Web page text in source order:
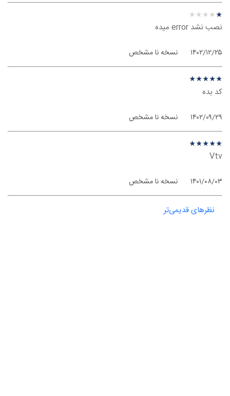
نظر درباره ‫IVPN - ویندوز فون
★★★★★
★
★
★
★
★
نصب نشد error میده
۱۴۰۲/۱۲/۲۵ نسخه نا مشخص
نظر درباره ‫IVPN - ویندوز فون
★★★★★
★
★
★
★
★
کد بده
۱۴۰۲/۰۹/۲۹ نسخه نا مشخص
نظر درباره ‫IVPN - ویندوز فون
★★★★★
★
★
★
★
★
Vtv
۱۴۰۱/۰۸/۰۳ نسخه نا مشخص
نظرهای قدیمی‌تر